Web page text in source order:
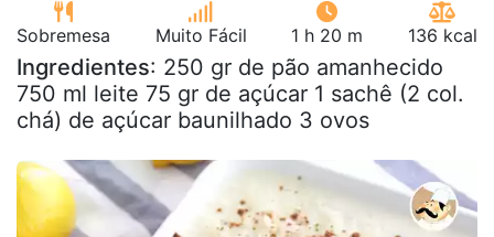
Sobremesa Muito Fácil 1 h 20 m 136 kcal
Ingredientes: 250 gr de pão amanhecido
750 ml leite 75 gr de açúcar 1 sachê (2 col.
chá) de açúcar baunilhado 3 ovos